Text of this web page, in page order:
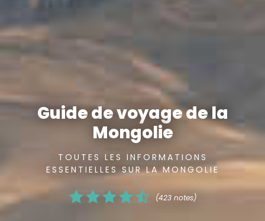
Guide de voyage de la
Mongolie
TOUTES LES INFORMATIONS
ESSENTIELLES SUR LA MONGOLIE
(423 notes)